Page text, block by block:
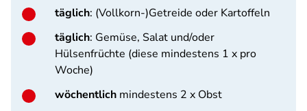
täglich: (Vollkorn-)Getreide oder Kartoffeln
täglich: Gemüse, Salat und/oder
Hülsenfrüchte (diese mindestens 1 x pro
Woche)
wöchentlich mindestens 2 x Obst